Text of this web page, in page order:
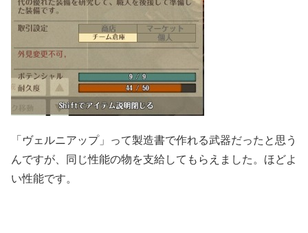
「ヴェルニアップ」って製造書で作れる武器だったと思う
んですが、同じ性能の物を支給してもらえました。ほどよ
い性能です。